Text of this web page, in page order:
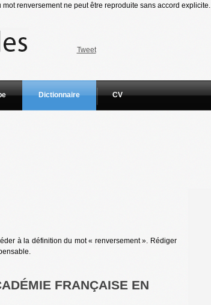
renversement ne peut être reproduite sans accord explicite.
Tweet
Dictionnaire CV
à la définition du mot « renversement ». Rédiger
FRANÇAISE EN